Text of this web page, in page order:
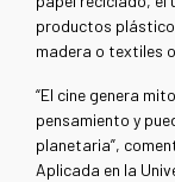
productos
madera o textiles
“El cine genera
pensamiento y
planetaria”,
Aplicada en la